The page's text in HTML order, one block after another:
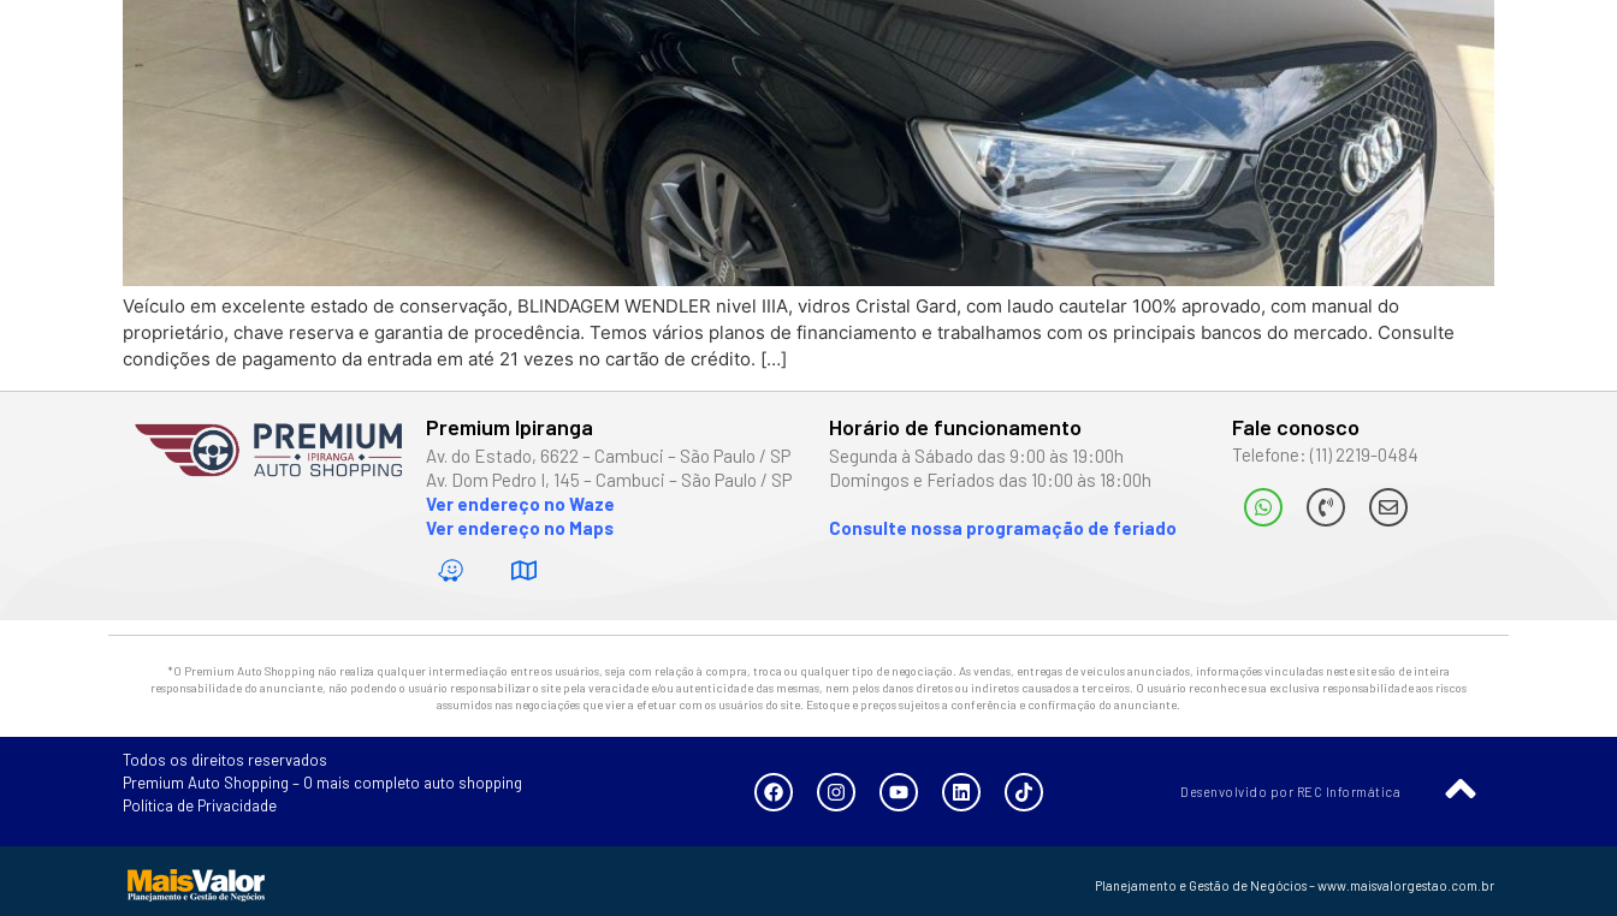
Veículo em excelente estado de conservação, BLINDAGEM WENDLER nivel IIIA, vidros Cristal Gard, com laudo cautelar 100% aprovado, com manual do
proprietário, chave reserva e garantia de procedência. Temos vários planos de financiamento e trabalhamos com os principais bancos do mercado. Consulte
condições de pagamento da entrada em até 21 vezes no cartão de crédito. […]
Premium Ipiranga
Av. do Estado, 6622 – Cambuci – São Paulo / SP
Av. Dom Pedro I, 145 – Cambuci – São Paulo / SP
Ver endereço no Waze
Ver endereço no Maps
Horário de funcionamento
Segunda à Sábado das 9:00 às 19:00h
Domingos e Feriados das 10:00 às 18:00h
Consulte nossa programação de feriado
Fale conosco
Telefone: (11) 2219-0484
*O Premium Auto Shopping não realiza qualquer intermediação entre os usuários, seja com relação à compra, troca ou qualquer tipo de negociação. As vendas, entregas de veículos anunciados, informações vinculadas neste site são de inteira
responsabilidade do anunciante, não podendo o usuário responsabilizar o site pela veracidade e/ou autenticidade das mesmas, nem pelos danos diretos ou indiretos causados a terceiros. O usuário reconhece sua exclusiva responsabilidade aos riscos
assumidos nas negociações que vier a efetuar com os usuários do site. Estoque e preços sujeitos a conferência e confirmação do anunciante.
Todos os direitos reservados
Premium Auto Shopping – O mais completo auto shopping
Política de Privacidade
Desenvolvido por REC Informática
Planejamento e Gestão de Negócios – www.maisvalorgestao.com.br